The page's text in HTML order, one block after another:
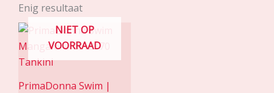
Enig resultaat
NIET OP
VOORRAAD
PrimaDonna Swim |